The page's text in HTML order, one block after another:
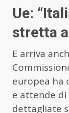
Ue:
stretta
E arriva
europea ha
e attende di
dettagliate